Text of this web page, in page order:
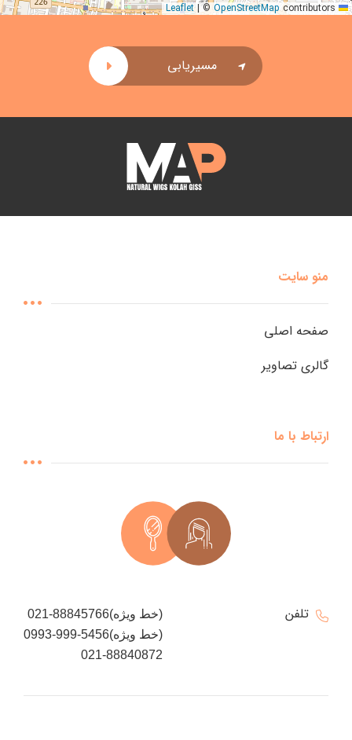
منو سایت
صفحه اصلی
گالری تصاویر
ارتباط با ما
تلفن
021-88845766(خط ویژه)
0993-999-5456(خط ویژه)
021-88840872
|© OpenStreetMapcontributors
مسیریابی